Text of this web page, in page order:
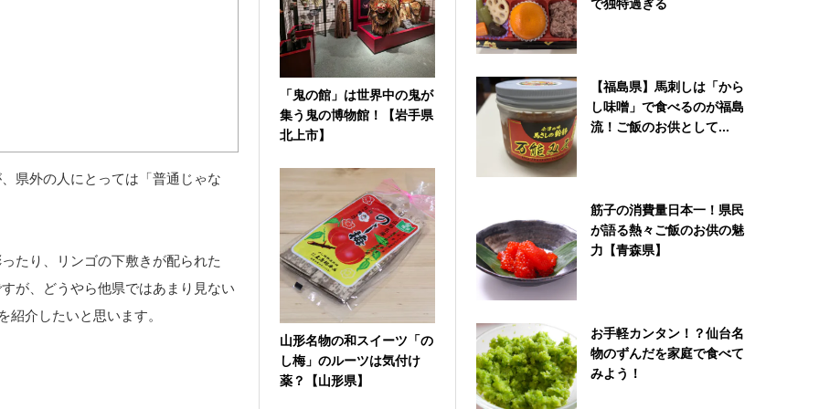
県外の人にとっては「普通じゃな
たり、リンゴの下敷きが配られた
が、どうやら他県ではあまり見ない
紹介したいと思います。
で独特過ぎる
【福島県】馬刺しは「から
し味噌」で食べるのが福島
流！ご飯のお供として...
筋子の消費量日本一！県民
が語る熱々ご飯のお供の魅
力【青森県】
お手軽カンタン！？仙台名
物のずんだを家庭で食べて
みよう！
「鬼の館」は世界中の鬼が
集う鬼の博物館！【岩手県
北上市】
山形名物の和スイーツ「の
し梅」のルーツは気付け
薬？【山形県】